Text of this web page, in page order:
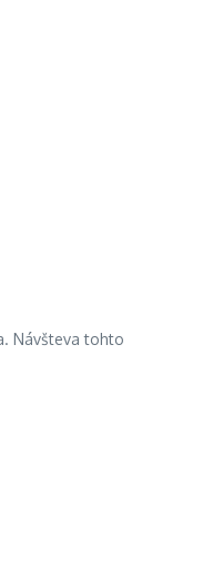
Návšteva tohto